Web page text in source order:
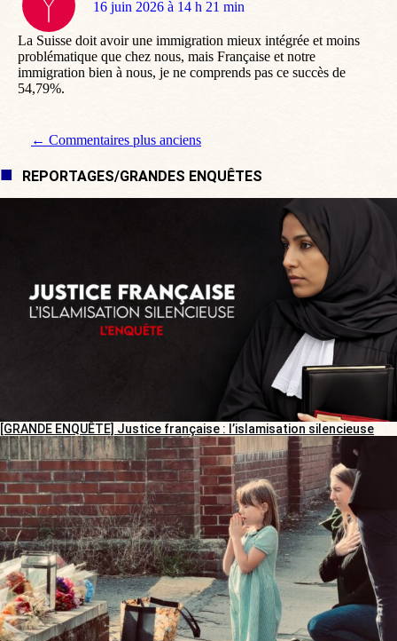
dit
16 juin 2026 à 14 h 21 min
La Suisse doit avoir une immigration mieux intégrée et moins
problématique que chez nous, mais Française et notre
immigration bien à nous, je ne comprends pas ce succès de
54,79%.
Navigation de commentaire
← Commentaires plus anciens
REPORTAGES/GRANDES ENQUÊTES
[GRANDE ENQUÊTE] Justice française : l’islamisation silencieuse